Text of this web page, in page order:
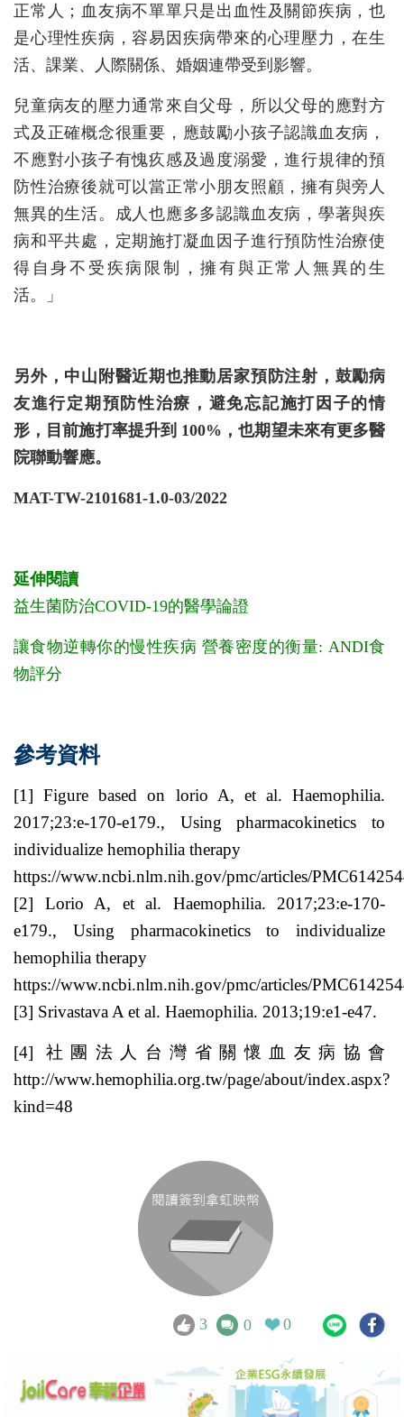
正常人；血友病不單單只是出血性及關節疾病，也
是心理性疾病，容易因疾病帶來的心理壓力，在生
活、課業、人際關係、婚姻連帶受到影響。
兒童病友的壓力通常來自父母，所以父母的應對方
式及正確概念很重要，應鼓勵小孩子認識血友病，
不應對小孩子有愧疚感及過度溺愛，進行規律的預
防性治療後就可以當正常小朋友照顧，擁有與旁人
無異的生活。成人也應多多認識血友病，學著與疾
病和平共處，定期施打凝血因子進行預防性治療使
得自身不受疾病限制，擁有與正常人無異的生
活。」
另外，中山附醫近期也推動居家預防注射，鼓勵病
友進行定期預防性治療，避免忘記施打因子的情
形，目前施打率提升到 100%，也期望未來有更多醫
院聯動響應。
MAT-TW-2101681-1.0-03/2022
延伸閱讀
益生菌防治COVID-19的醫學論證
讓食物逆轉你的慢性疾病 營養密度的衡量: ANDI食
物評分
參考資料
[1] Figure based on lorio A, et al. Haemophilia.
2017;23:e-170-e179., Using pharmacokinetics to
individualize hemophilia therapy
https://www.ncbi.nlm.nih.gov/pmc/articles/
[2] Lorio A, et al. Haemophilia. 2017;23:e-170-
e179., Using pharmacokinetics to individualize
hemophilia therapy
https://www.ncbi.nlm.nih.gov/pmc/articles/
[3] Srivastava A et al. Haemophilia. 2013;19:e1-e47.
[4] 社團法人台灣省關懷血友病協會
http://www.hemophilia.org.tw/page/about/index.aspx?
kind=48
3 0 0